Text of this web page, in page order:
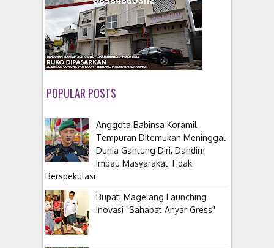
POPULAR POSTS
Anggota Babinsa Koramil
Tempuran Ditemukan Meninggal
Dunia Gantung Diri, Dandim
Imbau Masyarakat Tidak
Berspekulasi
Bupati Magelang Launching
Inovasi "Sahabat Anyar Gress"